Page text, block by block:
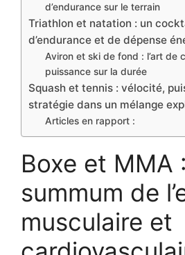
d’endurance sur le terrain
Triathlon et natation : un
d’endurance et de dépense
Aviron et ski de fond : l’art de
puissance sur la durée
Squash et tennis : vélocité,
stratégie dans un mélange
Articles en rapport :
Boxe et MMA
summum de
musculaire et